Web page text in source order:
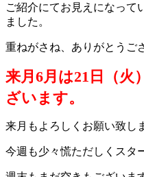
ご紹介にてお見えになって
ました。
重ねがさね、ありがとうご
来月6月は21日（火
ざいます。
来月もよろしくお願い致し
今週も少々慌ただしくスタ